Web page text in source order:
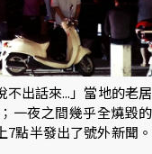
不出話來...」當地的老居
一夜之間幾乎全燒毀的
點半發出了號外新聞。